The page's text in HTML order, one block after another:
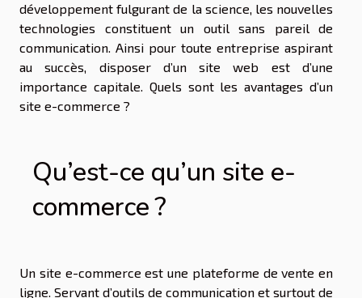
développement fulgurant de la science, les nouvelles
technologies constituent un outil sans pareil de
communication. Ainsi pour toute entreprise aspirant
au succès, disposer d’un site web est d’une
importance capitale. Quels sont les avantages d’un
site e-commerce ?
Qu’est-ce qu’un site e-
commerce ?
Un site e-commerce est une plateforme de vente en
ligne. Servant d’outils de communication et surtout de